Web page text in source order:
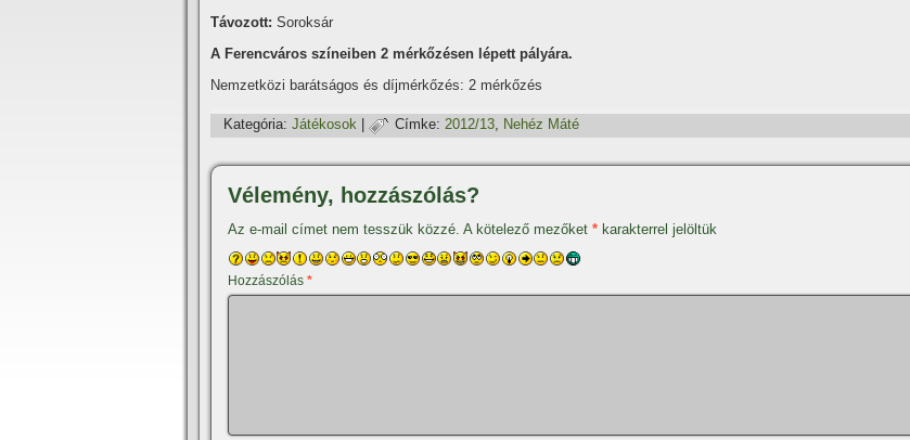
Távozott: Soroksár
A Ferencváros szí­neiben 2 mérkőzésen lépett pályára.
Nemzetközi barátságos és dí­jmérkőzés: 2 mérkőzés
Kategória: Játékosok Címke: 2012/13, Nehéz Máté
Vélemény, hozzászólás?
Az e-mail címet nem tesszük közzé. A kötelező mezőket * karakterrel jelöltük
Hozzászólás *